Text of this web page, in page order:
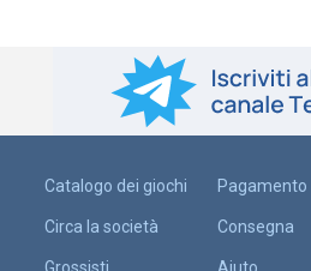
Catalogo dei giochi
Circa la società
Pagamento
Consegna